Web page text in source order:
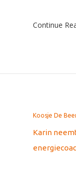
Continue
Koosje De
Karin